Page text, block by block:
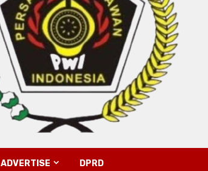
ADVERTISE DPRD